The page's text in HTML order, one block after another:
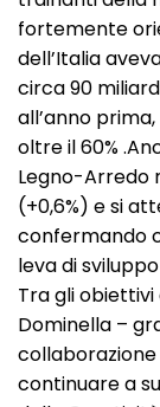
fortemente
dell’Italia
circa 90
all’anno
oltre il 60%
Legno-Arredo
(+0,6%) e si
confermando
leva di
Tra gli
Dominella –
collaborazione
continuare a